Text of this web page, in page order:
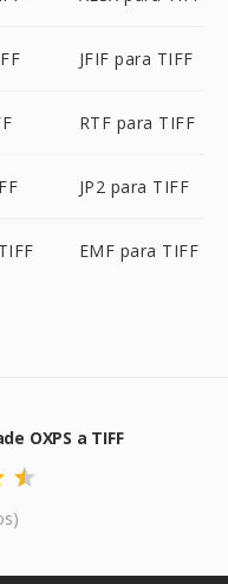
JFIF para TIFF
RTF para TIFF
JP2 para TIFF
EMF para TIFF
OXPS a TIFF